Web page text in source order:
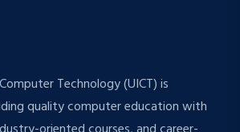
Technology (UICT) is
quality computer education with